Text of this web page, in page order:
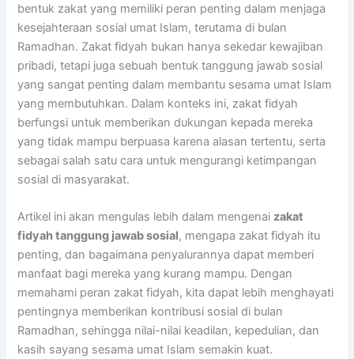
bentuk zakat yang memiliki peran penting dalam menjaga
kesejahteraan sosial umat Islam, terutama di bulan
Ramadhan. Zakat fidyah bukan hanya sekedar kewajiban
pribadi, tetapi juga sebuah bentuk tanggung jawab sosial
yang sangat penting dalam membantu sesama umat Islam
yang membutuhkan. Dalam konteks ini, zakat fidyah
berfungsi untuk memberikan dukungan kepada mereka
yang tidak mampu berpuasa karena alasan tertentu, serta
sebagai salah satu cara untuk mengurangi ketimpangan
sosial di masyarakat.
Artikel ini akan mengulas lebih dalam mengenai zakat
fidyah tanggung jawab sosial, mengapa zakat fidyah itu
penting, dan bagaimana penyalurannya dapat memberi
manfaat bagi mereka yang kurang mampu. Dengan
memahami peran zakat fidyah, kita dapat lebih menghayati
pentingnya memberikan kontribusi sosial di bulan
Ramadhan, sehingga nilai-nilai keadilan, kepedulian, dan
kasih sayang sesama umat Islam semakin kuat.